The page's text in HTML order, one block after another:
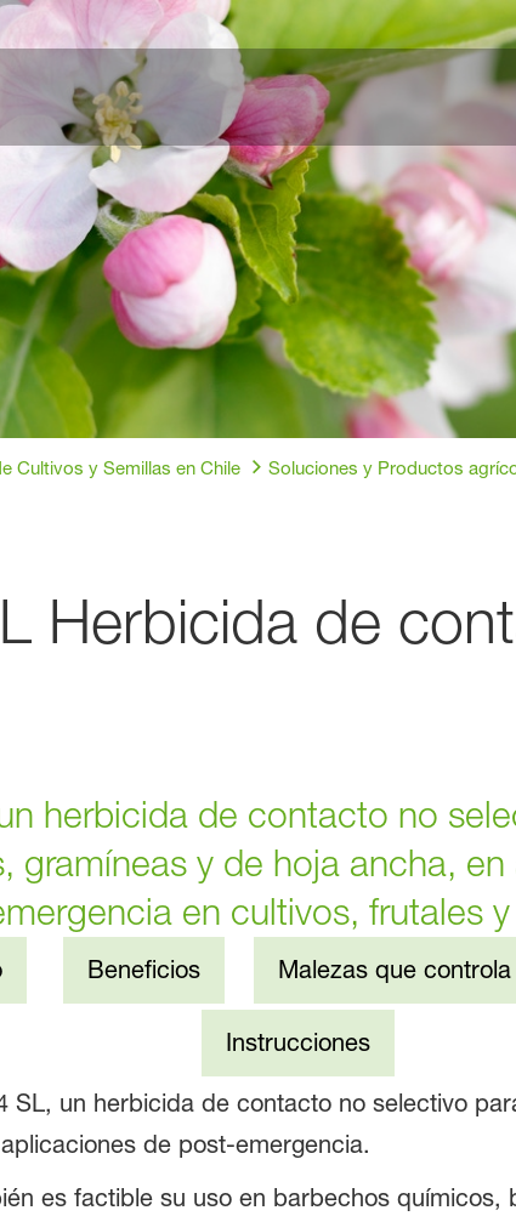
Cultivos y Semillas en Chile Soluciones y Productos
Herbicida de
herbicida de contacto no
gramíneas y de hoja ancha,
en cultivos, frutales
Beneficios Malezas que controla
Instrucciones
SL, un herbicida de contacto no selectivo
de post-emergencia.
es factible su uso en barbechos